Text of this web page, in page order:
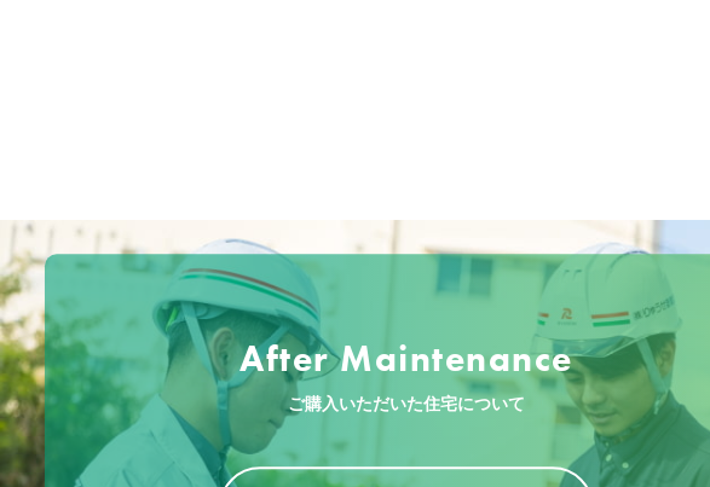
After Maintenance
ご購入いただいた住宅について